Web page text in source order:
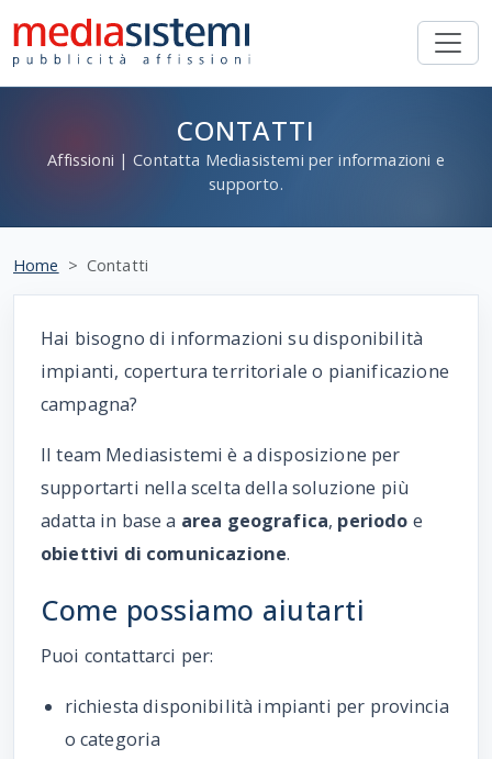
CONTATTI
Affissioni | Contatta Mediasistemi per informazioni e
supporto.
Home Contatti
Hai bisogno di informazioni su disponibilità
impianti, copertura territoriale o pianificazione
campagna?
Il team Mediasistemi è a disposizione per
supportarti nella scelta della soluzione più
adatta in base a area geografica, periodo e
obiettivi di comunicazione.
Come possiamo aiutarti
Puoi contattarci per:
richiesta disponibilità impianti per provincia
o categoria